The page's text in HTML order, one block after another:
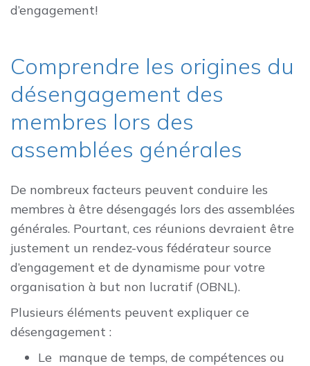
d’engagement!
Comprendre les origines du
désengagement des
membres lors des
assemblées générales
De nombreux facteurs peuvent conduire les
membres à être désengagés lors des assemblées
générales. Pourtant, ces réunions devraient être
justement un rendez-vous fédérateur source
d’engagement et de dynamisme pour votre
organisation à but non lucratif (OBNL).
Plusieurs éléments peuvent expliquer ce
désengagement :
Le manque de temps, de compétences ou